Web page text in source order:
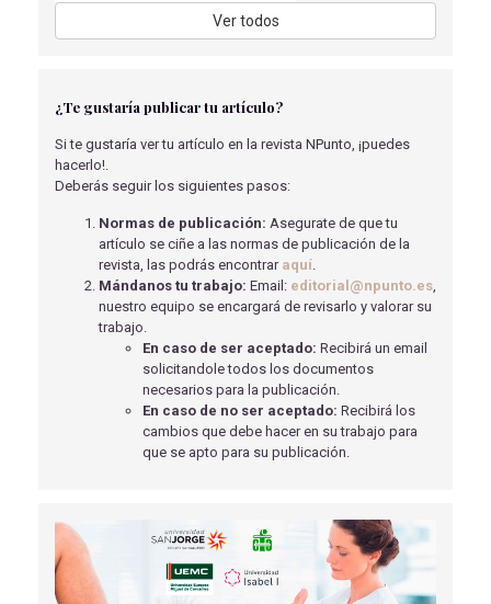
Verdejo Herrero, A- 27/09/2021
TRASTORNO DEL SUEÑO EN EL ALZHEIMER
PERFIL CLÍNICO DE COMORBILIDADES, MORTALIDAD
Y PREDICTORES DE INGRESO EN LA UCI EN PACIENTES
Hernández Rodríguez, M- 28/12/2022
MICROBIOTA Y CÁNCER
Arjona Hernández, S- 28/02/2024
VÍA INTRANASAL EN CRISIS CONVULSIVAS
PEDIÁTRICAS
Gómez Torres, P- 01/09/2018
PROPUESTA PROTOCOLO COMUNICACIÓN DE
ENFERMERÍA EN SERVICIO DE URGENCIAS Y
EMERGENCIAS (S.B.A.R)
Ver todos
¿Te gustaría publicar tu artículo?
Si te gustaría ver tu artículo en la revista NPunto, ¡puedes
hacerlo!.
Deberás seguir los siguientes pasos:
Normas de publicación: Asegurate de que tu
artículo se ciñe a las normas de publicación de la
revista, las podrás encontrar aquí.
Mándanos tu trabajo: Email: editorial@npunto.es,
nuestro equipo se encargará de revisarlo y valorar su
trabajo.
En caso de ser aceptado: Recibirá un email
solicitandole todos los documentos
necesarios para la publicación.
En caso de no ser aceptado: Recibirá los
cambios que debe hacer en su trabajo para
que se apto para su publicación.